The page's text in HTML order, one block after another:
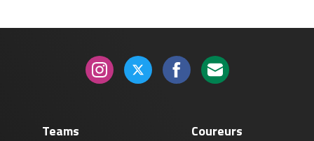
Teams Coureurs